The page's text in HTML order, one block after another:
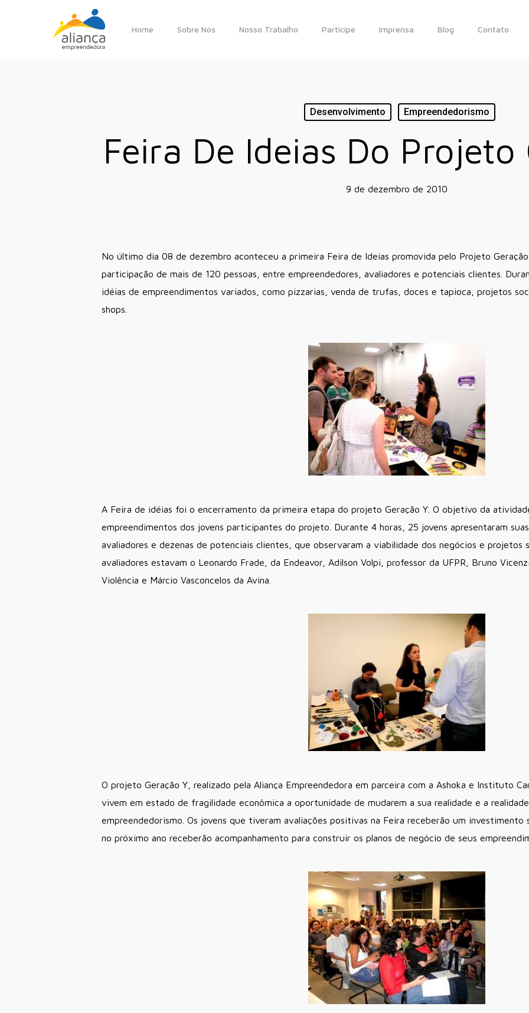
Home Sobre Nós Nosso Trabalho Participe Imprensa Blog Contato
Desenvolvimento Empreendedorismo
Feira De Ideias Do Projeto
9 de dezembro de 2010
No último dia 08 de dezembro aconteceu a primeira Feira de Ideias promovida pelo Projeto
participação de mais de 120 pessoas, entre empreendedores, avaliadores e potenciais clientes.
idéias de empreendimentos variados, como pizzarias, venda de trufas, doces e tapioca, projetos
shops.
A Feira de idéias foi o encerramento da primeira etapa do projeto Geração Y. O objetivo da
empreendimentos dos jovens participantes do projeto. Durante 4 horas, 25 jovens apresentaram
avaliadores e dezenas de potenciais clientes, que observaram a viabilidade dos negócios e projetos
avaliadores estavam o Leonardo Frade, da Endeavor, Adilson Volpi, professor da UFPR, Bruno
Violência e Márcio Vasconcelos da Avina.
O projeto Geração Y, realizado pela Aliança Empreendedora em parceira com a Ashoka e Instituto
vivem em estado de fragilidade econômica a oportunidade de mudarem a sua realidade e a
empreendedorismo. Os jovens que tiveram avaliações positivas na Feira receberão um
no próximo ano receberão acompanhamento para construir os planos de negócio de seus